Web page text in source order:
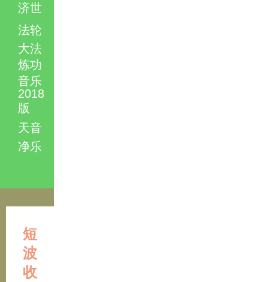
济世
法轮
大法
炼功
音乐
2018
版
天音
净乐
短
波
收